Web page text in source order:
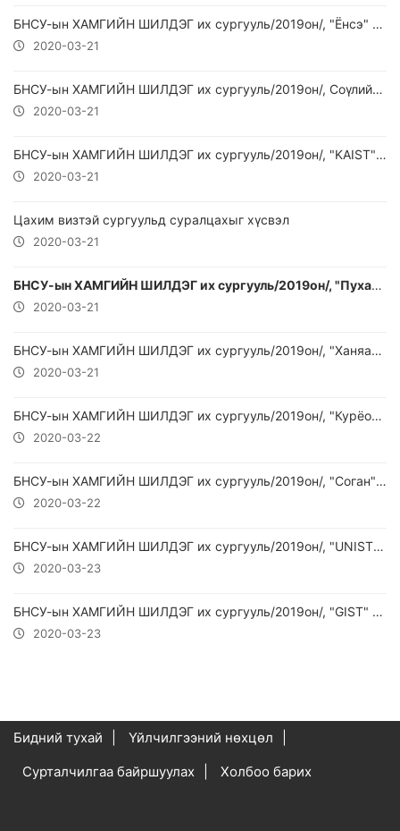
БНСУ-ын ХАМГИЙН ШИЛДЭГ их сургууль/2019он/, "Ёнсэ" их сургууль
2020-03-21
БНСУ-ын ХАМГИЙН ШИЛДЭГ их сургууль/2019он/, Соүлийн үндэсний их сургууль
2020-03-21
БНСУ-ын ХАМГИЙН ШИЛДЭГ их сургууль/2019он/, "KAIST" Их сургууль
2020-03-21
Цахим визтэй сургуульд суралцахыг хүсвэл
2020-03-21
БНСУ-ын ХАМГИЙН ШИЛДЭГ их сургууль/2019он/, "Пухань" шинжлэх ухаан технологийн их сургууль
2020-03-21
БНСУ-ын ХАМГИЙН ШИЛДЭГ их сургууль/2019он/, "Ханяан" Их Сургууль
2020-03-21
БНСУ-ын ХАМГИЙН ШИЛДЭГ их сургууль/2019он/, "Курёо" их сургууль
2020-03-22
БНСУ-ын ХАМГИЙН ШИЛДЭГ их сургууль/2019он/, "Соган" Их сургууль
2020-03-22
БНСУ-ын ХАМГИЙН ШИЛДЭГ их сургууль/2019он/, "UNIST" Их сургууль
2020-03-23
БНСУ-ын ХАМГИЙН ШИЛДЭГ их сургууль/2019он/, "GIST" Их сургууль
2020-03-23
Бидний тухай
Үйлчилгээний нөхцөл
Сурталчилгаа байршуулах
Холбоо барих